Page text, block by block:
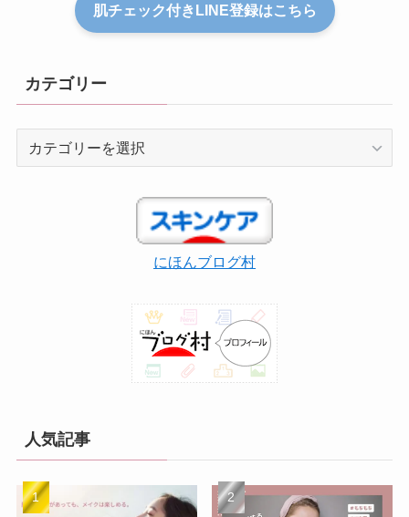
肌チェック付きLINE登録はこちら
カテゴリー
にほんブログ村
人気記事